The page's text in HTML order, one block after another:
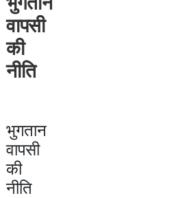
वापसी
की
नीति
भुगतान
वापसी
की
नीति